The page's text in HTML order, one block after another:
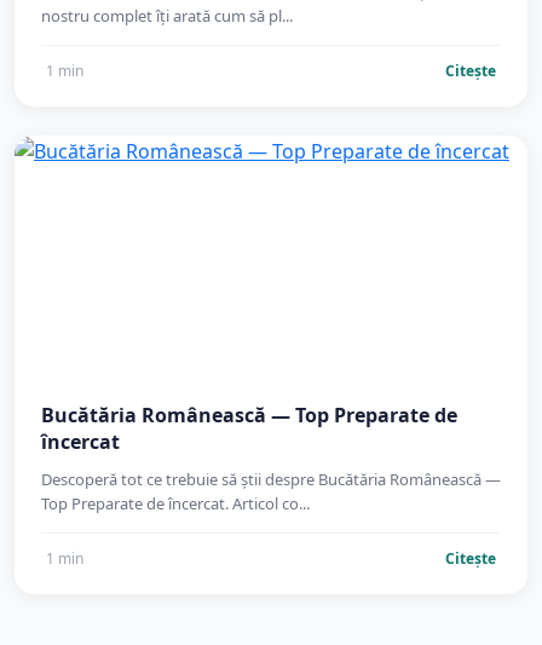
nostru complet îți arată cum să pl...
1 min Citește
Bucătăria Românească — Top Preparate de
încercat
Descoperă tot ce trebuie să știi despre Bucătăria Românească —
Top Preparate de încercat. Articol co...
1 min Citește